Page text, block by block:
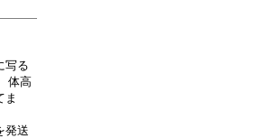
写る
体高
ま
発送